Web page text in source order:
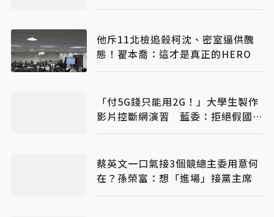
他斥11北檢追殺柯沈、密室逼供醜
態！翟本喬：這才是真正的HERO
「付5G錢只能用2G！」大學生製作
影片控斷網演習 藍委：拒絕假國安
假警報
蔡英文一口氣接3個競總主委用意何
在？孫榮富：想「進場」接黨主席